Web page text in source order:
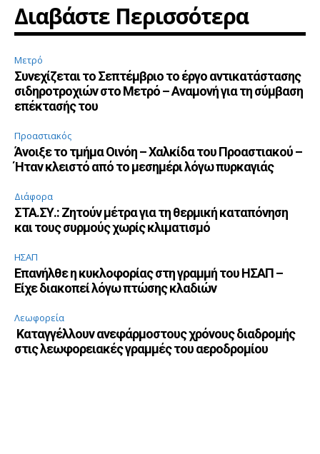
Διαβάστε Περισσότερα
Μετρό
Συνεχίζεται το Σεπτέμβριο το έργο αντικατάστασης
σιδηροτροχιών στο Μετρό – Αναμονή για τη σύμβαση
επέκτασής του
Προαστιακός
Άνοιξε το τμήμα Οινόη – Χαλκίδα του Προαστιακού –
Ήταν κλειστό από το μεσημέρι λόγω πυρκαγιάς
Διάφορα
ΣΤΑ.ΣΥ.: Ζητούν μέτρα για τη θερμική καταπόνηση
και τους συρμούς χωρίς κλιματισμό
ΗΣΑΠ
Επανήλθε η κυκλοφορίας στη γραμμή του ΗΣΑΠ –
Είχε διακοπεί λόγω πτώσης κλαδιών
Λεωφορεία
Καταγγέλλουν ανεφάρμοστους χρόνους διαδρομής
στις λεωφορειακές γραμμές του αεροδρομίου